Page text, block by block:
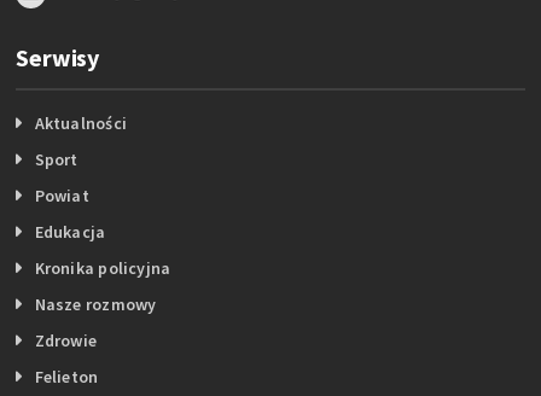
Serwisy
Aktualności
Sport
Powiat
Edukacja
Kronika policyjna
Nasze rozmowy
Zdrowie
Felieton